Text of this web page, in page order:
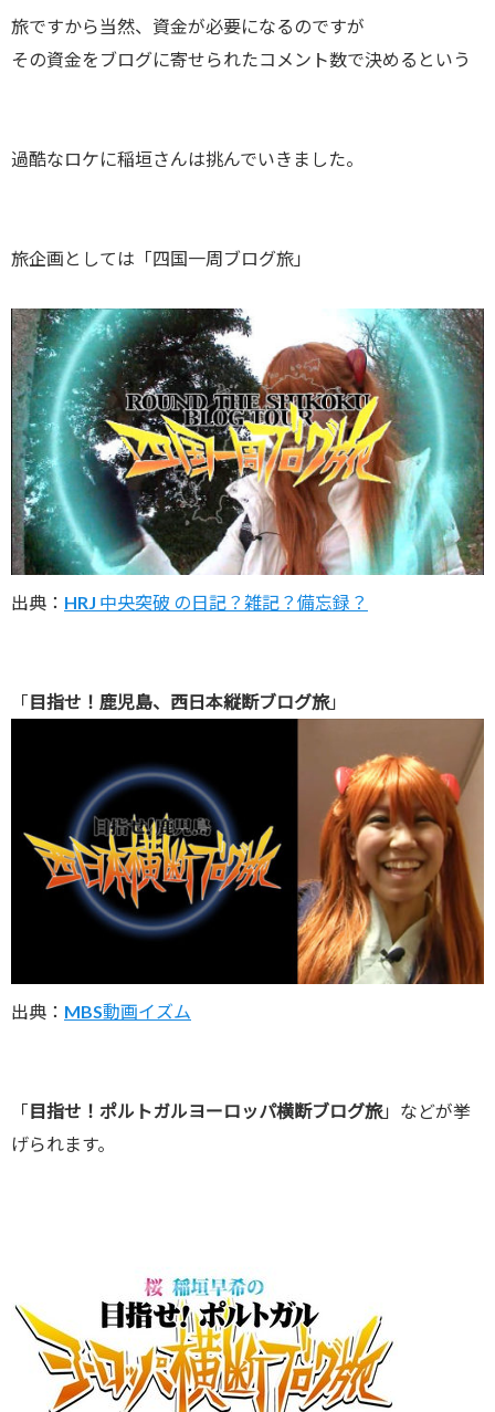
旅ですから当然、資金が必要になるのですが
その資金をブログに寄せられたコメント数で決めるという
過酷なロケに稲垣さんは挑んでいきました。
旅企画としては「四国一周ブログ旅」
出典： HRJ 中央突破 の日記？雑記？備忘録？
「目指せ！鹿児島、西日本縦断ブログ旅」
出典： MBS動画イズム
「 目指せ！ポルトガルヨーロッパ横断ブログ旅」などが挙
げられます。